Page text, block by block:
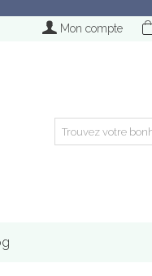
Mon compte